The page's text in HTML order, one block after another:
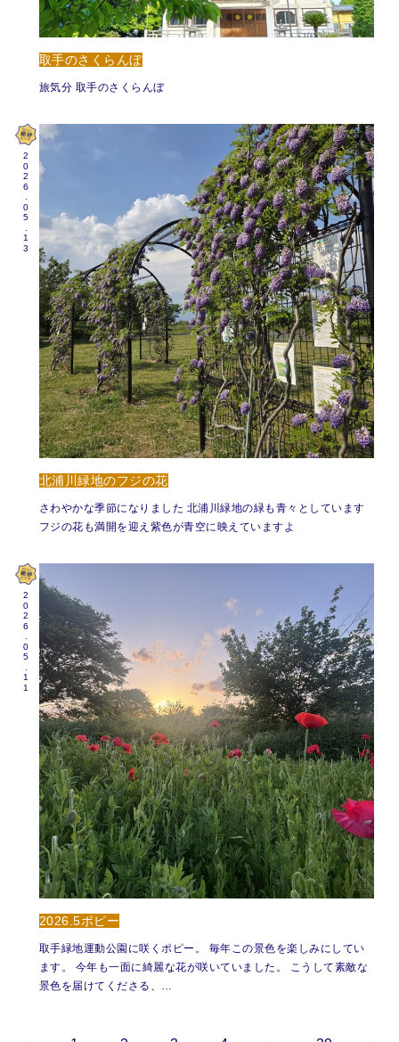
取手のさくらんぼ
旅気分 取手のさくらんぼ
2026.05.13
北浦川緑地のフジの花
さわやかな季節になりました 北浦川緑地の緑も青々としています
フジの花も満開を迎え紫色が青空に映えていますよ
2026.05.11
2026.5ポピー
取手緑地運動公園に咲くポピー。 毎年この景色を楽しみにしてい
ます。 今年も一面に綺麗な花が咲いていました。 こうして素敵な
景色を届けてくださる、…